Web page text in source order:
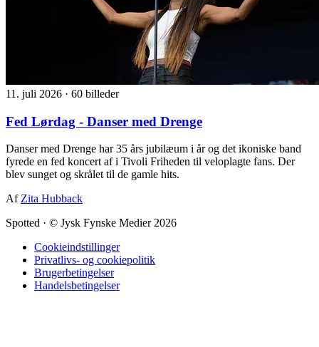
11. juli 2026 · 60 billeder
Fed Lørdag - Danser med Drenge
Danser med Drenge har 35 års jubilæum i år og det ikoniske band
fyrede en fed koncert af i Tivoli Friheden til veloplagte fans. Der
blev sunget og skrålet til de gamle hits.
Af Zita Hubback
Spotted · © Jysk Fynske Medier 2026
Cookieindstillinger
Privatlivs- og cookiepolitik
Brugerbetingelser
Handelsbetingelser